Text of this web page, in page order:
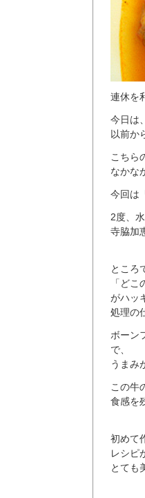
連休を
今日は
以前か
こちら
なかな
今回は
2度、
寺脇加
ところ
「ど
がハッ
処理の
ボーン
で、
うまみ
この牛
食感を
初めて
レシピ
とても